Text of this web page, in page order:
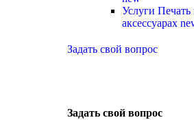
Услуги
аксессуарах
Задать свой вопрос
Задать свой вопрос